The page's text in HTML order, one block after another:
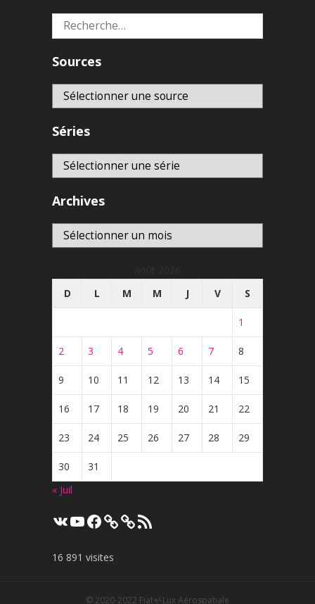
Rechercher :
Sources
Séries
Archives
Archives
D
L M M J V S
1
2 3 4 5 6 7 8
9 10 11 12 13 14 15
16 17 18 19 20 21 22
23 24 25 26 27 28 29
30
31
« Juil
VK YouTube
Facebook Flux
RSS
16 891 visites
© 2020-2022 Fiat+⁄-Lux Aérospatiale